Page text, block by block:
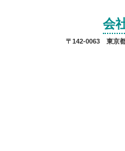
会
〒142-0063 東京